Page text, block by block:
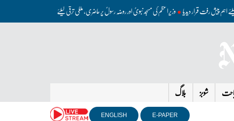
کیلئے اہم پیش رفت قرار دیدیا وزیراعظم کی مسجد نبویؐ اور روضہ رسولؐ پر حاضری، ملکی ترقی کیلئے دعائیں
شوبز بلاگ
E-PAPER
ENGLISH